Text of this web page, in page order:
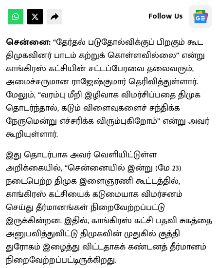
Follow Us
சென்னை:“தேர்தல் படுதோல்விக்குப் பிறகும் கூட
திமுகவினர் பாடம் கற்றுக் கொள்ளவில்லை” என்று
காங்கிரஸ் கட்சியின் சட்டப்பேரவை தலைவரும்,
அமைச்சருமான ராஜேஷ்குமார் தெரிவித்துள்ளார்.
மேலும், “வரம்பு மீறி இழிவாக விமர்சிப்பதை திமுக
தொடர்ந்தால், கடும் விளைவுகளைச் சந்திக்க
நேருமென்று எச்சரிக்க விரும்புகிறோம்” என்று அவர்
கூறியுள்ளார்.
இது தொடர்பாக அவர் வெளியிட்டுள்ள
அறிக்கையில், “சென்னையில் இன்று (மே 23)
நடைபெற்ற திமுக இளைஞரணி கூட்டத்தில்,
காங்கிரஸ் கட்சியைக் கடுமையாக விமர்சனம்
செய்து தீர்மானங்கள் நிறைவேற்றப்பட்டு
இருக்கின்றன. இதில், காங்கிரஸ் கட்சி பதவி சுகத்தை
அனுபவித்துவிட்டு திமுகவின் முதுகில் குத்தி
துரோகம் இழைத்து விட்டதாகக் கண்டனத் தீர்மானம்
நிறைவேற்றப்பட்டிருக்கிறது.